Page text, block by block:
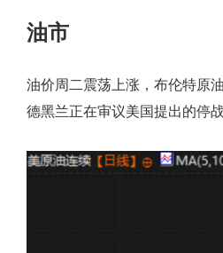
油市
油价周二震荡上涨，布伦特原
德黑兰正在审议美国提出的停